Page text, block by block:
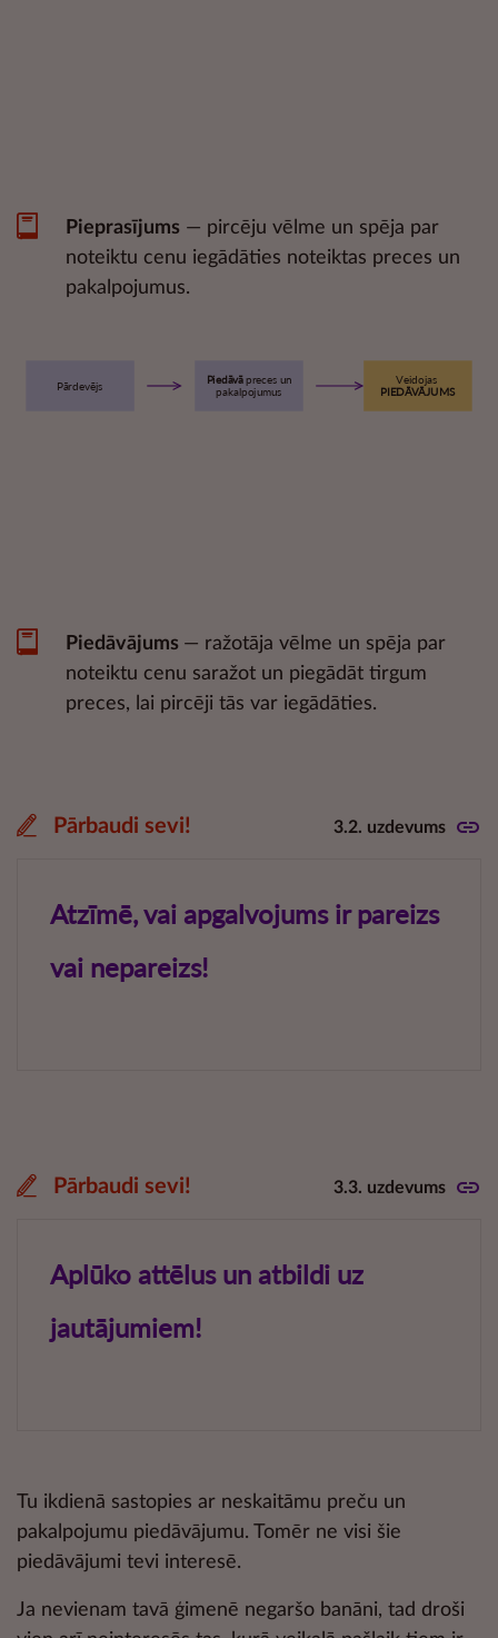
Pieprasījums — pircēju vēlme un spēja par
noteiktu cenu iegādāties noteiktas preces un
pakalpojumus.
Piedāvājums — ražotāja vēlme un spēja par
noteiktu cenu saražot un piegādāt tirgum
preces, lai pircēji tās var iegādāties.
Pārbaudi sevi! 3.2. uzdevums
Pārbaudi sevi! 3.3. uzdevums
Tu ikdienā sastopies ar neskaitāmu preču un
pakalpojumu piedāvājumu. Tomēr ne visi šie
piedāvājumi tevi interesē.
Ja nevienam tavā ģimenē negaršo banāni, tad droši